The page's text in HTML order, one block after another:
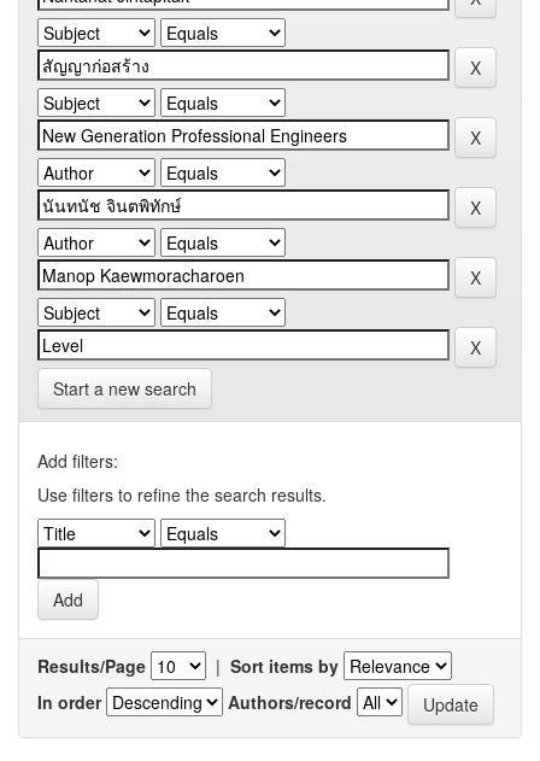
Start a new search
Add filters:
Use filters to refine the search results.
Results/Page | Sort items by
In order
Authors/record